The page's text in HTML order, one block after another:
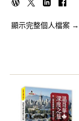
顯示完整個人檔案 →